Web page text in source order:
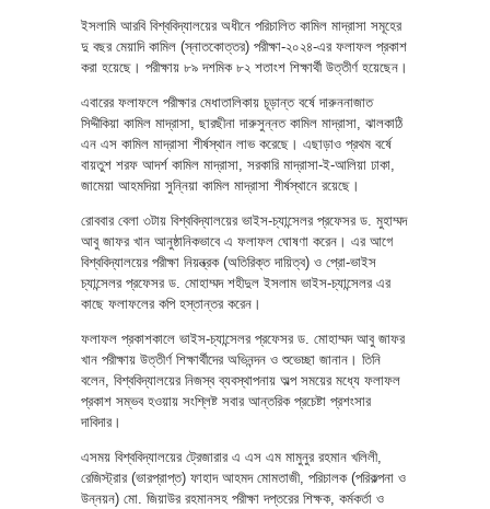
ইসলামি আরবি বিশ্ববিদ্যালয়ের অধীনে পরিচালিত কামিল মাদ্রাসা সমূহের
দু বছর মেয়াদি কামিল (স্নাতকোত্তর) পরীক্ষা-২০২৪-এর ফলাফল প্রকাশ
করা হয়েছে। পরীক্ষায় ৮৯ দশমিক ৮২ শতাংশ শিক্ষার্থী উত্তীর্ণ হয়েছেন।
এবারের ফলাফলে পরীক্ষার মেধাতালিকায় চূড়ান্ত বর্ষে দারুননাজাত
সিদ্দীকিয়া কামিল মাদ্রাসা, ছারছীনা দারুসুন্নত কামিল মাদ্রাসা, ঝালকাঠি
এন এস কামিল মাদ্রাসা শীর্ষস্থান লাভ করেছে। এছাড়াও প্রথম বর্ষে
বায়তুশ শরফ আদর্শ কামিল মাদ্রাসা, সরকারি মাদ্রাসা-ই-আলিয়া ঢাকা,
জামেয়া আহমদিয়া সুন্নিয়া কামিল মাদ্রাসা শীর্ষস্থানে রয়েছে।
রোববার বেলা ৩টায় বিশ্ববিদ্যালয়ের ভাইস-চ্যান্সেলর প্রফেসর ড. মুহাম্মদ
আবু জাফর খান আনুষ্ঠানিকভাবে এ ফলাফল ঘোষণা করেন। এর আগে
বিশ্ববিদ্যালয়ের পরীক্ষা নিয়ন্ত্রক (অতিরিক্ত দায়িত্ব) ও প্রো-ভাইস
চ্যান্সেলর প্রফেসর ড. মোহাম্মদ শহীদুল ইসলাম ভাইস-চ্যান্সেলর এর
কাছে ফলাফলের কপি হস্তান্তর করেন।
ফলাফল প্রকাশকালে ভাইস-চ্যান্সেলর প্রফেসর ড. মোহাম্মদ আবু জাফর
খান পরীক্ষায় উত্তীর্ণ শিক্ষার্থীদের অভিনন্দন ও শুভেচ্ছা জানান। তিনি
বলেন, বিশ্ববিদ্যালয়ের নিজস্ব ব্যবস্থাপনায় অল্প সময়ের মধ্যে ফলাফল
প্রকাশ সম্ভব হওয়ায় সংশ্লিষ্ট সবার আন্তরিক প্রচেষ্টা প্রশংসার
দাবিদার।
এসময় বিশ্ববিদ্যালয়ের ট্রেজারার এ এস এম মামুনুর রহমান খলিলী,
রেজিস্ট্রার (ভারপ্রাপ্ত) ফাহাদ আহমদ মোমতাজী, পরিচালক (পরিকল্পনা ও
উন্নয়ন) মো. জিয়াউর রহমানসহ পরীক্ষা দপ্তরের শিক্ষক, কর্মকর্তা ও